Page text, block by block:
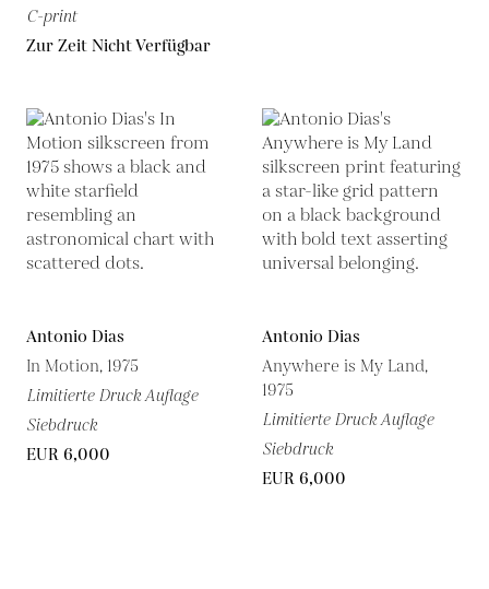
C-print
Zur Zeit Nicht Verfügbar
Antonio Dias
In Motion, 1975
Limitierte Druck Auflage
Siebdruck
EUR 6,000
Antonio Dias
Anywhere is My Land,
1975
Limitierte Druck Auflage
Siebdruck
EUR 6,000